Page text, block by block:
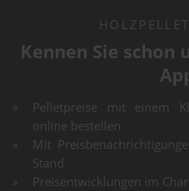
Kennen Sie schon
Pelletpreise mit einem
online bestellen
Mit
Stand
Preisentwicklungen im